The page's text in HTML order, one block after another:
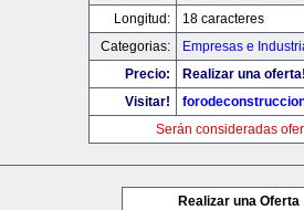
Longitud:
18 caracteres
Categorias:
Empresas e
Precio:
Realizar una
Visitar!
Serán consideradas
Realizar una Oferta